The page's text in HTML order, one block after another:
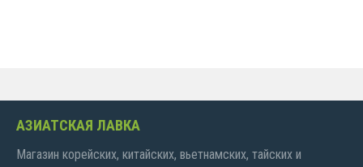
АЗИАТСКАЯ ЛАВКА
Магазин корейских, китайских, вьетнамских, тайских и